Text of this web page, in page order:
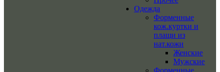
Одежда
Форменные
кож.куртки и
плащи из
нат.кожи
Женские
Мужские
Форменные